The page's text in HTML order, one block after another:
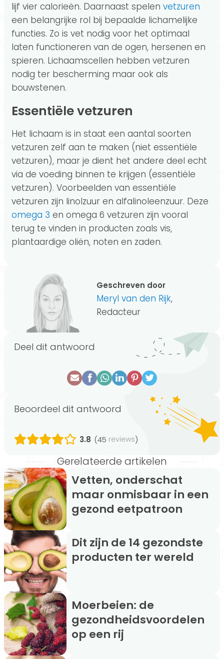
lijf vier calorieën. Daarnaast spelen vetzuren
een belangrijke rol bij bepaalde lichamelijke
functies. Zo is vet nodig voor het optimaal
laten functioneren van de ogen, hersenen en
spieren. Lichaamscellen hebben vetzuren
nodig ter bescherming maar ook als
bouwstenen.
Essentiële vetzuren
Het lichaam is in staat een aantal soorten
vetzuren zelf aan te maken (niet essentiële
vetzuren), maar je dient het andere deel echt
via de voeding binnen te krijgen (essentiële
vetzuren). Voorbeelden van essentiële
vetzuren zijn linolzuur en alfalinoleenzuur. Deze
omega 3 en omega 6 vetzuren zijn vooral
terug te vinden in producten zoals vis,
plantaardige oliën, noten en zaden.
Geschreven door
Meryl van den Rijk,
Redacteur
Deel dit antwoord
Beoordeel dit antwoord
3.8 (45 reviews)
Gerelateerde artikelen
Vetten, onderschat
maar onmisbaar in een
gezond eetpatroon
Dit zijn de 14 gezondste
producten ter wereld
Moerbeien: de
gezondheidsvoordelen
op een rij